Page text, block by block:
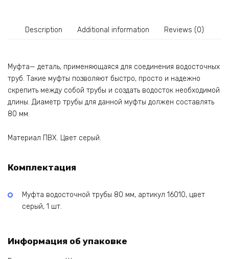
Description Additional information Reviews (0)
Муфта— деталь, применяющаяся для соединения водосточных
труб. Такие муфты позволяют быстро, просто и надежно
скрепить между собой трубы и создать водосток необходимой
длины. Диаметр трубы для данной муфты должен составлять
80 мм.
Материал ПВХ. Цвет серый.
Комплектация
Муфта водосточной трубы 80 мм, артикул 16010, цвет
серый, 1 шт.
Информация об упаковке